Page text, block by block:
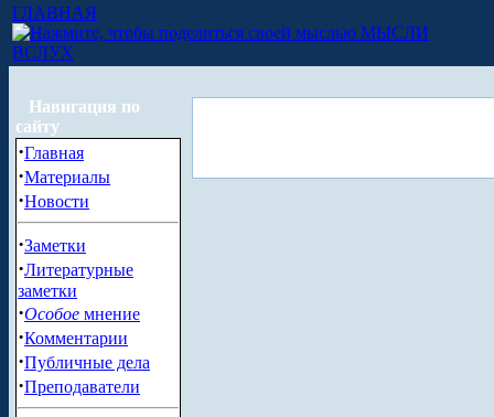
ГЛАВНАЯ
МЫСЛИ
ВСЛУХ
Навигация по
сайту
·Главная
·Материалы
·Новости
·Заметки
·Литературные
заметки
·Особое мнение
·Комментарии
·Публичные дела
·Преподаватели